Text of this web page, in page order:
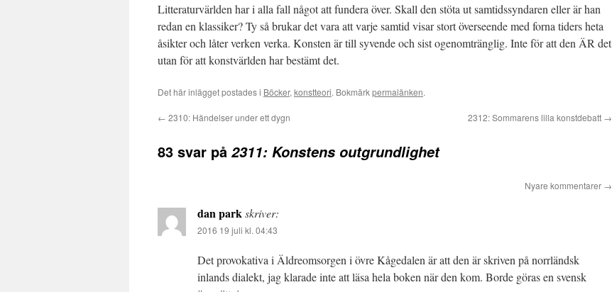
Litteraturvärlden har i alla fall något att fundera över. Skall den stöta ut samtidssyndaren eller är han
redan en klassiker? Ty så brukar det vara att varje samtid visar stort överseende med forna tiders heta
åsikter och låter verken verka. Konsten är till syvende och sist ogenomtränglig. Inte för att den ÄR det
utan för att konstvärlden har bestämt det.
Det här inlägget postades i Böcker, konstteori. Bokmärkpermalänken.
← 2310: Händelser under ett dygn 2312: Sommarens lilla konstdebatt →
83 svar på 2311: Konstens outgrundlighet
Nyare kommentarer →
dan parkskriver:
2016 19 juli kl. 04:43
Det provokativa i Äldreomsorgen i övre Kågedalen är att den är skriven på norrländsk
inlands dialekt, jag klarade inte att läsa hela boken när den kom. Borde göras en svensk